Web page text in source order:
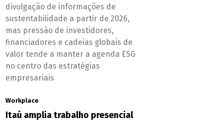
divulgação de informações de
sustentabilidade a partir de 2026,
mas pressão de investidores,
financiadores e cadeias globais de
valor tende a manter a agenda ESG
no centro das estratégias
empresariais
Workplace
Itaú amplia trabalho presencial